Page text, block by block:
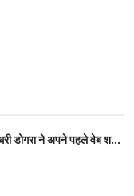
डोगरा ने अपने पहले वेब श...